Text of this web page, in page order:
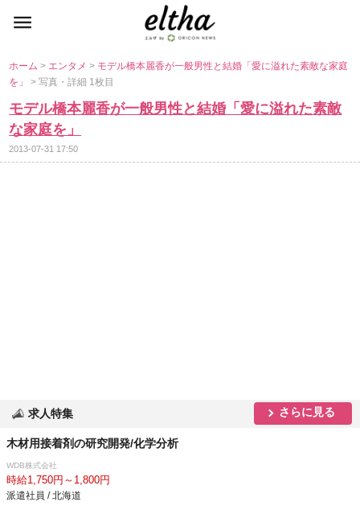
ホーム> エンタメ> モデル橋本麗香が一般男性と結婚「愛に溢れた素敵な家庭
を」> 写真・詳細 1枚目
モデル橋本麗香が一般男性と結婚「愛に溢れた素敵
な家庭を」
2013-07-31 17:50
求人特集 さらに見る
木材用接着剤の研究開発/化学分析
WDB株式会社
時給1,750円～1,800円
派遣社員 / 北海道